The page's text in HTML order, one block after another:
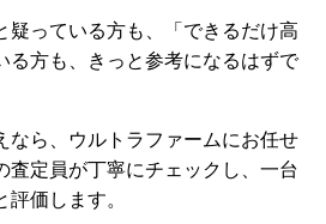
疑っている方も、「できるだけ高
る方も、きっと参考になるはずで
なら、ウルトラファームにお任せ
査定員が丁寧にチェックし、一台
価します。